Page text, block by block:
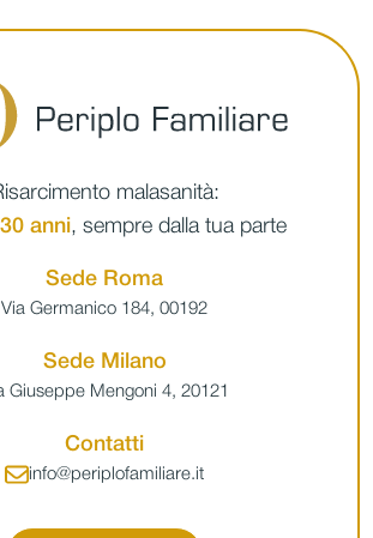
malasanità:
30 anni, sempre dalla tua parte
Sede Roma
Via Germanico 184, 00192
Sede Milano
Giuseppe Mengoni 4, 20121
Contatti
info@periplofamiliare.it